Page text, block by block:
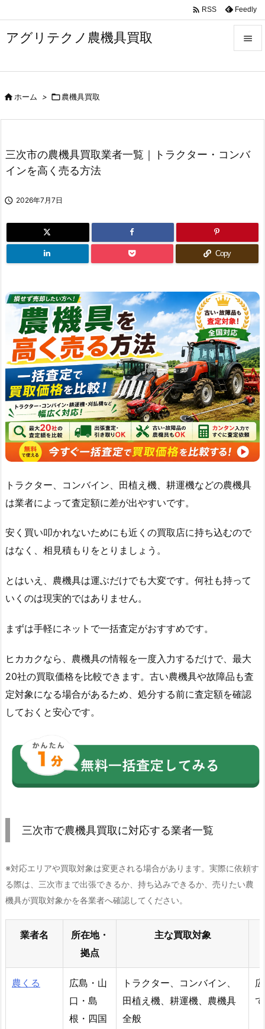
アグリテクノ農機具買取 


 RSS Feedly
ホーム > 農機具買取
三次市の農機具買取業者一覧｜トラクター・コンバ
インを高く売る方法
 2026年7月7日
Copy
トラクター、コンバイン、田植え機、耕運機などの農機具
は業者によって査定額に差が出やすいです。
安く買い叩かれないためにも近くの買取店に持ち込むので
はなく、相見積もりをとりましょう。
とはいえ、農機具は運ぶだけでも大変です。何社も持って
いくのは現実的ではありません。
まずは手軽にネットで一括査定がおすすめです。
ヒカカクなら、農機具の情報を一度入力するだけで、最大
20社の買取価格を比較できます。古い農機具や故障品も査
定対象になる場合があるため、処分する前に査定額を確認
しておくと安心です。
三次市で農機具買取に対応する業者一覧
※対応エリアや買取対象は変更される場合があります。実際に依頼す
る際は、三次市まで出張できるか、持ち込みできるか、売りたい農
機具が買取対象かを各業者へ確認してください。
業者名
所在地・
拠点
主な買取対象
農くる
広島・山
口・島
根・四国
トラクター、コンバイン、
田植え機、耕運機、農機具
全般